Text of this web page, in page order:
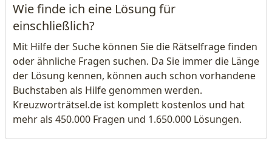
Wie finde ich eine Lösung für
einschließlich?
Mit Hilfe der Suche können Sie die Rätselfrage finden
oder ähnliche Fragen suchen. Da Sie immer die Länge
der Lösung kennen, können auch schon vorhandene
Buchstaben als Hilfe genommen werden.
Kreuzworträtsel.de ist komplett kostenlos und hat
mehr als 450.000 Fragen und 1.650.000 Lösungen.